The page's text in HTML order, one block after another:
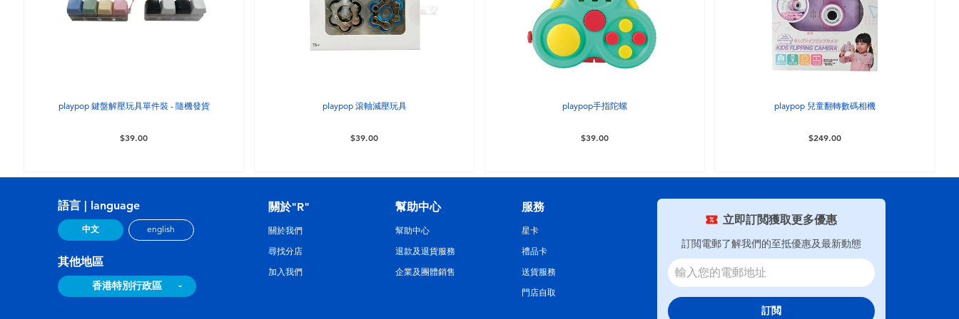
playpop 鍵盤解壓玩具單件裝 - 隨機發貨
$39.00
playpop 滾軸減壓玩具
$39.00
playpop手指陀螺
$39.00
playpop 兒童翻轉數碼相機
$249.00
立即訂閲獲取更多優惠
訂閲電郵了解我們的至抵優惠及最新動態
訂閲
語言 | language
中文 english
其他地區
香港特別行政區
關於"R"
關於我們
尋找分店
加入我們
幫助中心
幫助中心
退款及退貨服務
企業及團體銷售
服務
星卡
禮品卡
送貨服務
門店自取